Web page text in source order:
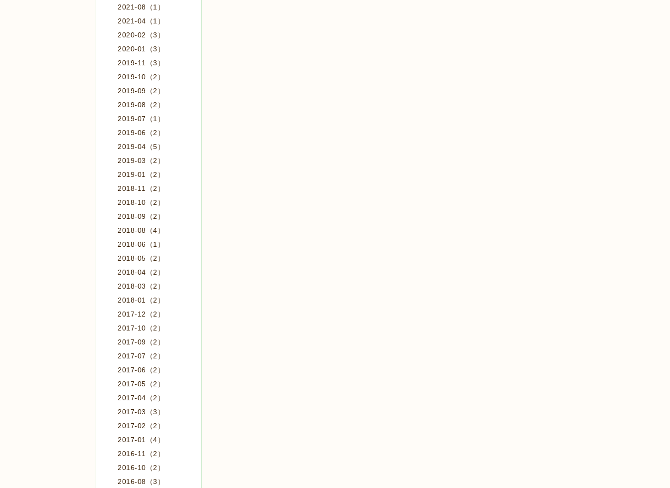
2021-08（1）
2021-04（1）
2020-02（3）
2020-01（3）
2019-11（3）
2019-10（2）
2019-09（2）
2019-08（2）
2019-07（1）
2019-06（2）
2019-04（5）
2019-03（2）
2019-01（2）
2018-11（2）
2018-10（2）
2018-09（2）
2018-08（4）
2018-06（1）
2018-05（2）
2018-04（2）
2018-03（2）
2018-01（2）
2017-12（2）
2017-10（2）
2017-09（2）
2017-07（2）
2017-06（2）
2017-05（2）
2017-04（2）
2017-03（3）
2017-02（2）
2017-01（4）
2016-11（2）
2016-10（2）
2016-08（3）